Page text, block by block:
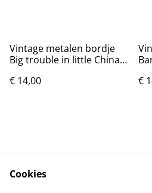
Vintage metalen bordje
Big trouble in little China
€ 14,00
€
Cookies